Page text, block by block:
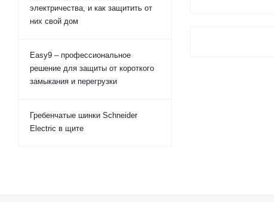
электричества, и как защитить от
них свой дом
Easy9 – профессиональное
решение для защиты от короткого
замыкания и перегрузки
Гребенчатые шинки Schneider
Electric в щите